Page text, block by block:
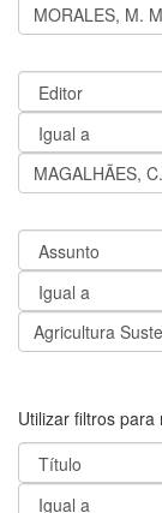
Utilizar filtros